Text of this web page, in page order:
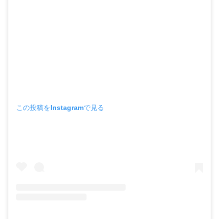
この投稿をInstagramで見る